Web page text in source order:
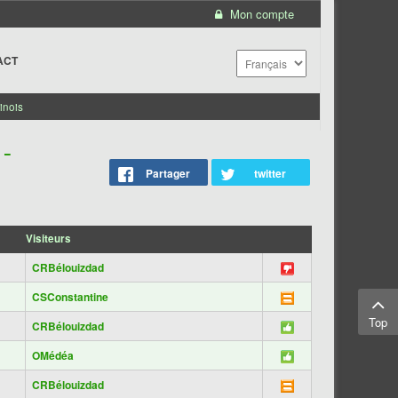
Mon compte
Partager twitter
Visiteurs
CRBélouizdad
CSConstantine
CRBélouizdad
OMédéa
CRBélouizdad
Top